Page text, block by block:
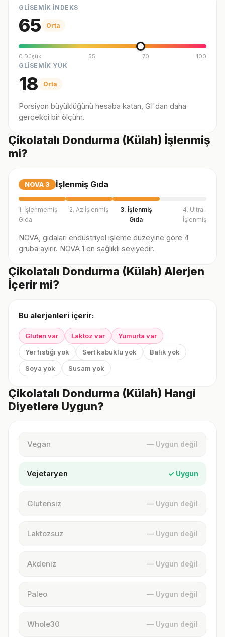
GLİSEMİK İNDEKS
65 Orta
0 Düşük 55 70 100
GLİSEMİK YÜK
18 Orta
Porsiyon büyüklüğünü hesaba katan, GI'dan daha
gerçekçi bir ölçüm.
Çikolatalı Dondurma (Külah) İşlenmiş
mi?
NOVA 3 İşlenmiş Gıda
1. İşlenmemiş
Gıda
2. Az İşlenmiş
3. İşlenmiş
Gıda
4. Ultra-
İşlenmiş
NOVA, gıdaları endüstriyel işleme düzeyine göre 4
gruba ayırır. NOVA 1 en sağlıklı seviyedir.
Çikolatalı Dondurma (Külah) Alerjen
İçerir mi?
Bu alerjenleri içerir:
Gluten var Laktoz var
Yumurta var
Yer fıstığı yok
Sert kabuklu yok
Balık yok
Soya yok
Susam yok
Çikolatalı Dondurma (Külah) Hangi
Diyetlere Uygun?
Vegan — Uygun değil
Vejetaryen ✓ Uygun
Glutensiz — Uygun değil
Laktozsuz — Uygun değil
Akdeniz — Uygun değil
Paleo — Uygun değil
Whole30 — Uygun değil